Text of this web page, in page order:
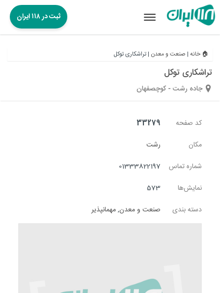
Toggle
ثبت در ۱۱۸ ایران
🏠 خانه | صنعت و معدن |تراشکاری توکل
تراشکاری توکل
جاده رشت - کوچصفهان
کد صفحه
33279
مکان
رشت
شماره تماس
01333822197
نمایش‌ها
573
دسته بندی
صنعت و معدن,مهمانپذیر